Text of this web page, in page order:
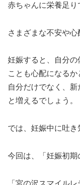
赤ちゃんに栄養足
さまざまな不安や心
妊娠すると、自分
ことも心配になるか
自分だけでなく、
と増えるでしょう。
では、妊娠中に吐
今回は、「妊娠初期
「宮の沢スマイル